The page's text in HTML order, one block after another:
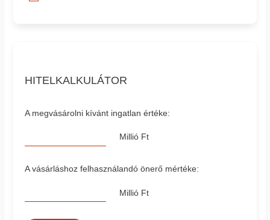
HITELKALKULÁTOR
A megvásárolni kívánt ingatlan értéke:
Millió Ft
A vásárláshoz felhasználandó önerő mértéke:
Millió Ft